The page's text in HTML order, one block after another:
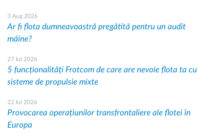
3 Aug 2026
Ar fi flota dumneavoastră pregătită pentru un audit
mâine?
27 Iul 2026
5 funcționalități Frotcom de care are nevoie flota ta cu
sisteme de propulsie mixte
22 Iul 2026
Provocarea operațiunilor transfrontaliere ale flotei în
Europa